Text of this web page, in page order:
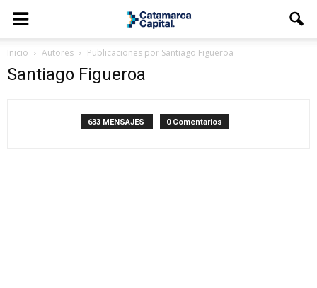
Inicio Autores Publicaciones por Santiago Figueroa
Santiago Figueroa
633 MENSAJES 0 Comentarios